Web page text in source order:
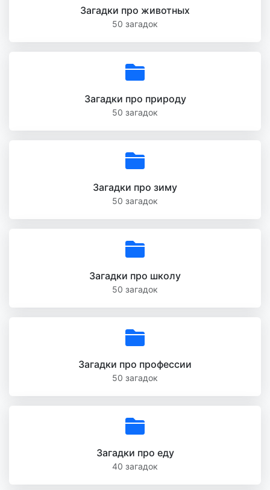
Загадки про животных
50 загадок
Загадки про природу
50 загадок
Загадки про зиму
50 загадок
Загадки про школу
50 загадок
Загадки про профессии
50 загадок
Загадки про еду
40 загадок